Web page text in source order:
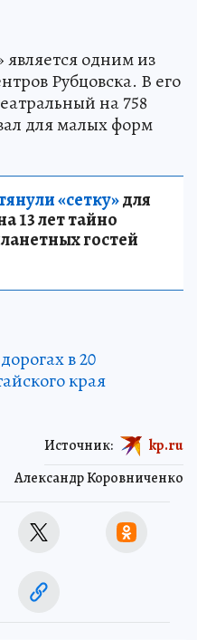
является одним из
Рубцовска. В его
на 758
для малых форм
«сетку»для
13 лет тайно
гостей
в 20
края
Александр Коровниченко
Источник: kp.ru